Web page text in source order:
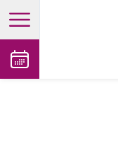
open main menu